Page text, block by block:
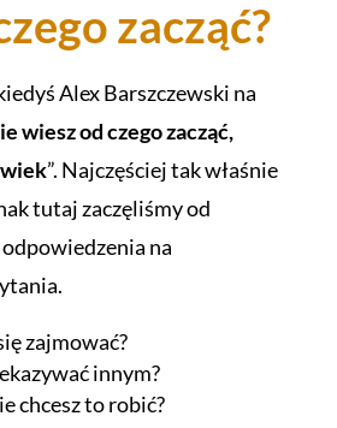
zacząć?
Alex Barszczewski na
wiesz od czego zacząć,
”. Najczęściej tak właśnie
tutaj zaczęliśmy od
na
zajmować?
innym?
chcesz to robić?